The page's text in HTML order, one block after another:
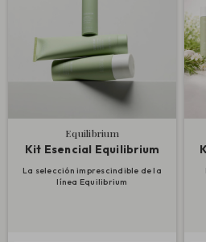
Equilibrium
Kit Esencial Equilibrium
La selección imprescindible de la
línea Equilibrium